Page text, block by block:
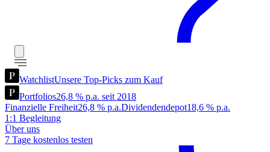
WatchlistUnsere Top-Picks zum Kauf
Portfolios26,8 % p.a. seit 2018
Finanzielle Freiheit26,8 % p.a.Dividendendepot18,6 % p.a.
1:1 Begleitung
Über uns
7 Tage kostenlos testen